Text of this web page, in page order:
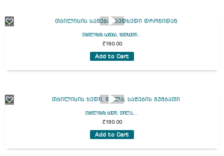
თბილისის სამება, ზედხედი...
₾190.00
Add to Cart
თბილისის ხედი, დილა,...
₾190.00
Add to Cart